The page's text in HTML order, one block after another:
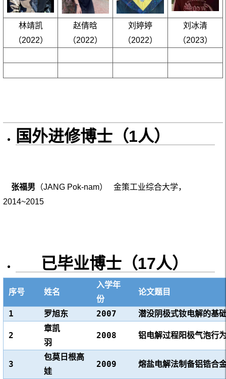
林靖凯
（2022）
赵倩晗
（2022）
刘婷婷
（2022）
刘冰清
（2023）
国外进修博士（1人）
张福男 （JANG Pok-nam） 金策工业综合大学，
2014~2015
已毕业博士（17人）
序号 姓名
入学年
份
论文题目
1 罗旭东 2007 潜没阴极式钕电解的基
2
章凯
羽
2008 铝电解过程阳极气
3
包莫日根高
娃
2009 熔盐电解法制备铝锆合